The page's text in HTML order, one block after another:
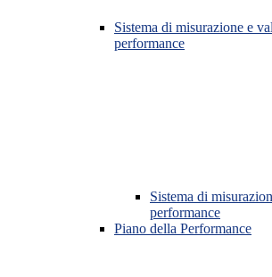
Sistema di misurazione e
performance
Sistema di
performance
Piano della Performance